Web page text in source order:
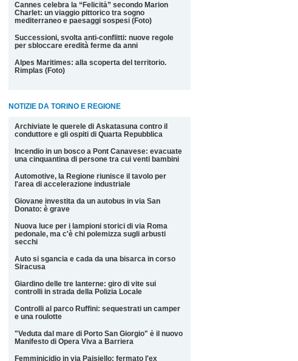
Cannes celebra la “Felicità” secondo Marion
Charlet: un viaggio pittorico tra sogno
mediterraneo e paesaggi sospesi (Foto)
Successioni, svolta anti-conflitti: nuove regole
per sbloccare eredità ferme da anni
Alpes Maritimes: alla scoperta del territorio.
Rimplas (Foto)
NOTIZIE DA TORINO E REGIONE
Archiviate le querele di Askatasuna contro il
conduttore e gli ospiti di Quarta Repubblica
Incendio in un bosco a Pont Canavese: evacuate
una cinquantina di persone tra cui venti bambini
Automotive, la Regione riunisce il tavolo per
l'area di accelerazione industriale
Giovane investita da un autobus in via San
Donato: è grave
Nuova luce per i lampioni storici di via Roma
pedonale, ma c'è chi polemizza sugli arbusti
secchi
Auto si sgancia e cada da una bisarca in corso
Siracusa
Giardino delle tre lanterne: giro di vite sui
controlli in strada della Polizia Locale
Controlli al parco Ruffini: sequestrati un camper
e una roulotte
"Veduta dal mare di Porto San Giorgio" è il nuovo
Manifesto di Opera Viva a Barriera
Femminicidio in via Paisiello: fermato l'ex